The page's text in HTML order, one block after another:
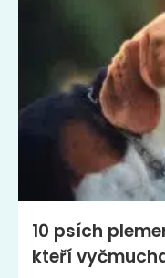
10 psích
kteří